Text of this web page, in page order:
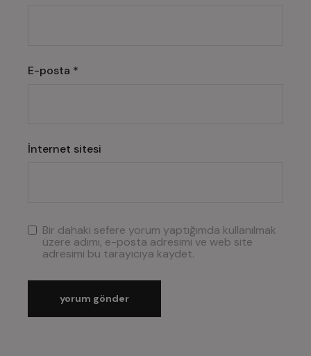
E-posta *
İnternet sitesi
Bir dahaki sefere yorum yaptığımda kullanılmak
üzere adımı, e-posta adresimi ve web site
adresimi bu tarayıcıya kaydet.
yorum gönder